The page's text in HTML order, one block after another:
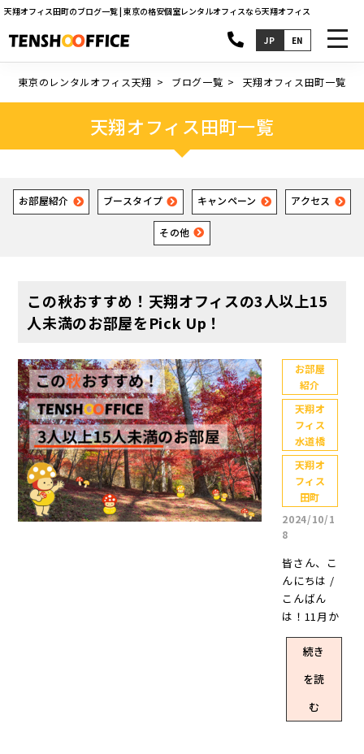
天翔オフィス田町のブログ一覧 | 東京の格安個室レンタルオフィスなら天翔オフィス
JP EN
東京のレンタルオフィス天翔 ブログ一覧 天翔オフィス田町一覧
天翔オフィス田町一覧
お部屋紹介 ブースタイプ キャンペーン アクセス
その他
この秋おすすめ！天翔オフィスの3人以上15
人未満のお部屋をPick Up！
お部屋
紹介
天翔オ
フィス
水道橋
天翔オ
フィス
田町
2024/10/1
8
皆さん、こ
んにちは /
こんばん
は！11月か
らお昼の時
間帯に好き
ラの再放送
が始まると
情報が入
続き
を読
む